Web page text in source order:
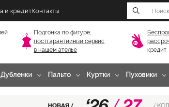
и кредитКонтакты
Подгонка по фигуре,
постгарантийный сервис
в нашем ателье
кредит
Дубленки Пальто Куртки Пуховики